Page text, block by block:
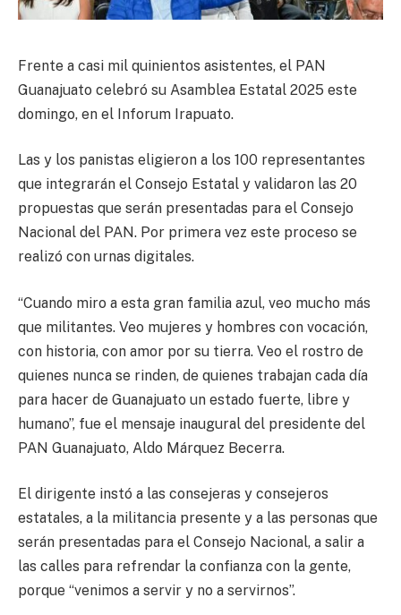
Frente a casi mil quinientos asistentes, el PAN
Guanajuato celebró su Asamblea Estatal 2025 este
domingo, en el Inforum Irapuato.
Las y los panistas eligieron a los 100 representantes
que integrarán el Consejo Estatal y validaron las 20
propuestas que serán presentadas para el Consejo
Nacional del PAN. Por primera vez este proceso se
realizó con urnas digitales.
“Cuando miro a esta gran familia azul, veo mucho más
que militantes. Veo mujeres y hombres con vocación,
con historia, con amor por su tierra. Veo el rostro de
quienes nunca se rinden, de quienes trabajan cada día
para hacer de Guanajuato un estado fuerte, libre y
humano”, fue el mensaje inaugural del presidente del
PAN Guanajuato, Aldo Márquez Becerra.
El dirigente instó a las consejeras y consejeros
estatales, a la militancia presente y a las personas que
serán presentadas para el Consejo Nacional, a salir a
las calles para refrendar la confianza con la gente,
porque “venimos a servir y no a servirnos”.